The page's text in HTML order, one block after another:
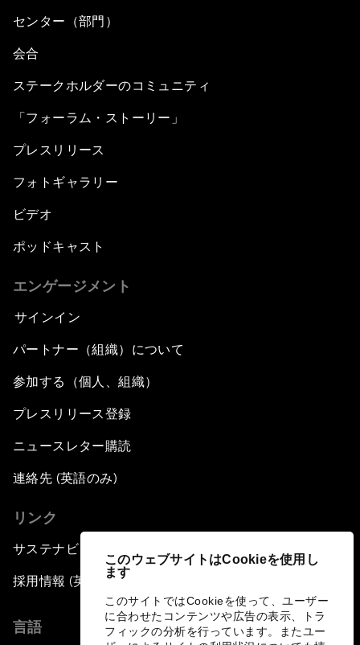
このウェブサイトはCookieを使用し
ます
このサイトではCookieを使って、ユーザー
に合わせたコンテンツや広告の表示、トラ
フィックの分析を行っています。またユー
センター（部門）
会合
ステークホルダーのコミュニティ
「フォーラム・ストーリー」
プレスリリース
フォトギャラリー
ビデオ
ポッドキャスト
エンゲージメント
サインイン
パートナー（組織）について
参加する（個人、組織）
プレスリリース登録
ニュースレター購読
連絡先 (英語のみ)
リンク
サステナビリティへの取り組み
採用情報 (英語のみ)
言語